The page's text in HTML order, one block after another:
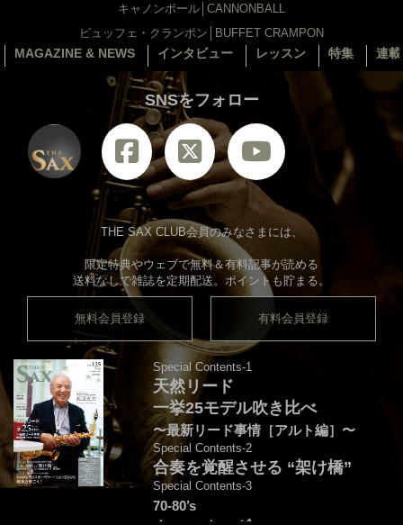
キャノンボール│CANNONBALL
ビュッフェ・クランポン│BUFFET CRAMPON
MAGAZINE & NEWS インタビュー レッスン 特集 連
SNSをフォロー
THE SAX CLUB会員のみなさまには、
限定特典やウェブで無料＆有料記事が読める
送料なしで雑誌を定期配送。ポイントも貯まる。
無料会員登録 有料会員登録
Special Contents-1
天然リード
一挙25モデル吹き比べ
〜最新リード事情［アルト編］〜
Special Contents-2
合奏を覚醒させる “架け橋”
Special Contents-3
70-80’s